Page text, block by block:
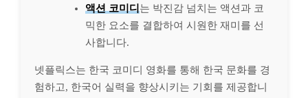
액션 코미디는 박진감 넘치는 액션과 코
믹한 요소를 결합하여 시원한 재미를 선
사합니다.
넷플릭스는 한국 코미디 영화를 통해 한국 문화를 경
험하고, 한국어 실력을 향상시키는 기회를 제공합니